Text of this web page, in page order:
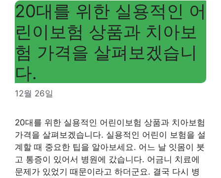
20대를 위한 실용적인 어
린이보험 상품과 치아보
험 가격을 살펴보겠습니
다.
12월 26일
20대를 위한 실용적인 어린이보험 상품과 치아보험
가격을 살펴보겠습니다. 실용적인 어린이 보험을 설
계할 때 중요한 팁을 알아보세요. 어느 날 잇몸이 붓
고 통증이 있어서 병원에 갔습니다. 어금니 치료에
문제가 있었기 때문이라고 하더군요. 결국 다시 병